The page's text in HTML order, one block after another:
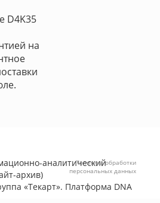
D4K35
на
аналитический
архив)
«Текарт». Платформа DNA
Политика обработки
персональных данных